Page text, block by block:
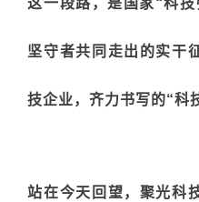
这一段路，是国家“科技
坚守者共同走出的实干
技企业，齐力书写的“科
站在今天回望，聚光科